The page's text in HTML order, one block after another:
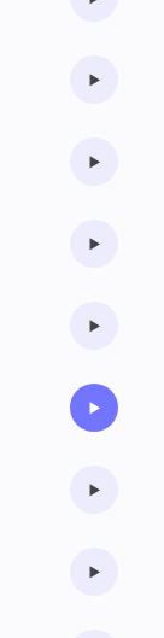
수강준비
수강준비
수강준비
수강준비
수강준비
수강준비
수강준비
수강준비